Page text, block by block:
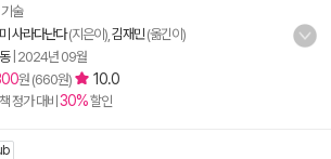
술
사라다난다(지은이), 김재민(옮긴이)
| 2024년 09월
원 (660원) 10.0
정가 대비 30%할인